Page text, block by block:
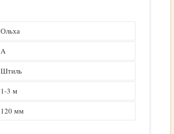
Ольха
A
Штиль
1-3 м
120 мм